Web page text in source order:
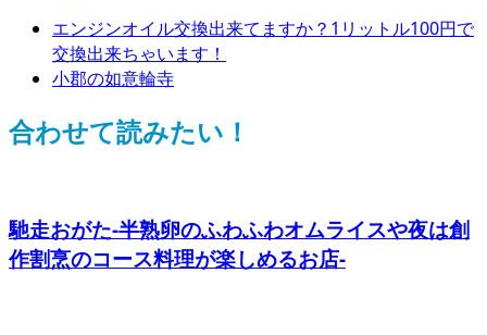
エンジンオイル交換出来てますか？1リットル100円で
交換出来ちゃいます！
小郡の如意輪寺
合わせて読みたい！
馳走おがた-半熟卵のふわふわオムライスや夜は創
作割烹のコース料理が楽しめるお店-